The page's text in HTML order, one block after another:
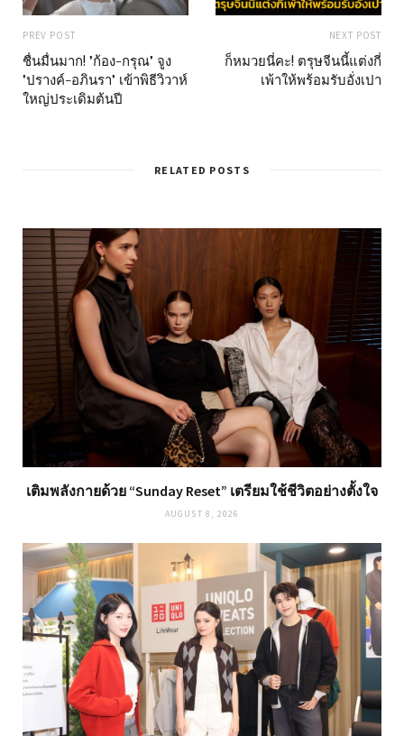
PREV POST
ชื่นมื่นมาก! "ก้อง-กรุณ" จูง
"ปรางค์-อภินรา" เข้าพิธีวิวาห์
ใหญ่ประเดิมต้นปี
NEXT POST
ก็หมวยนี่คะ! ตรุษจีนนี้แต่งกี่
เพ้าให้พร้อมรับอั่งเปา
RELATED POSTS
เติมพลังกายด้วย “Sunday Reset” เตรียมใช้ชีวิตอย่างตั้งใจ
AUGUST 8, 2026